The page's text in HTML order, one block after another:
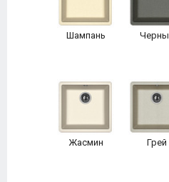
Шампань
Жасмин Грей